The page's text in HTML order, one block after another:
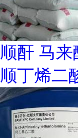
顺酐 马来
顺丁烯二